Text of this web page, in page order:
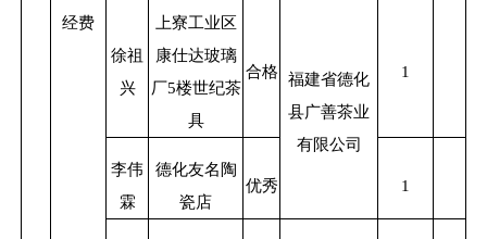
经费
徐祖
兴
上寮工业区
康仕达玻璃
厂5楼世纪茶
具
合格 福建省德化
县广善茶业
有限公司
1
李伟
霖
德化友名陶
瓷店
优秀 1